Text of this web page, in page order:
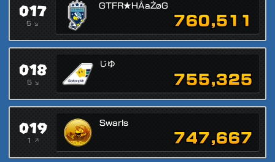
017
5 ↘
GTFR★HÅaŻøG
760,511
018
5 ↘
じゆ
755,325
019
1 ↗
Swarls
747,667